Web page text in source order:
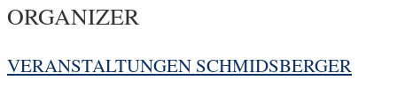
ORGANIZER
VERANSTALTUNGEN SCHMIDSBERGER